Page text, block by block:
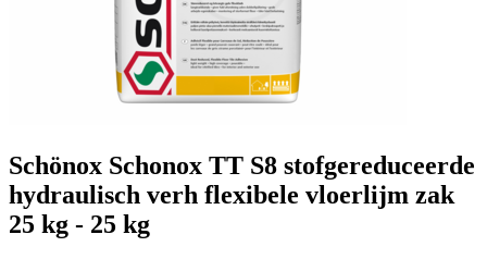
Schönox Schonox TT S8 stofgereduceerde
hydraulisch verh flexibele vloerlijm zak
25 kg - 25 kg